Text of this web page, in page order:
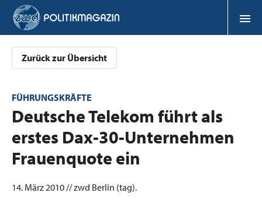
Zurück zur Übersicht
FÜHRUNGSKRÄFTE
:Deutsche Telekom führt als
erstes Dax-30-Unternehmen
Frauenquote ein
14. März 2010 // zwd Berlin (tag).